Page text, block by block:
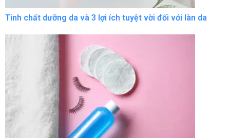
Tinh chất dưỡng da và 3 lợi ích tuyệt vời đối với làn da